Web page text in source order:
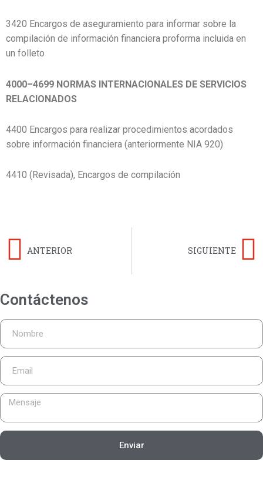
3420 Encargos de aseguramiento para informar sobre la
compilación de información financiera proforma incluida en
un folleto
4000–4699 NORMAS INTERNACIONALES DE SERVICIOS
RELACIONADOS
4400 Encargos para realizar procedimientos acordados
sobre información financiera (anteriormente NIA 920)
4410 (Revisada), Encargos de compilación
ANTERIOR SIGUIENTE
Contáctenos
Enviar